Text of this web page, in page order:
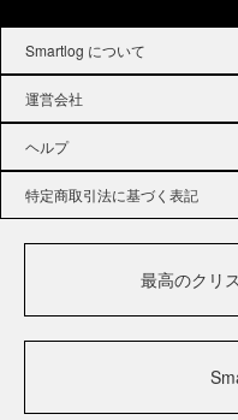
Smartlog について
運営会社
ヘルプ
特定商取引法に基づく表記
最高のクリ